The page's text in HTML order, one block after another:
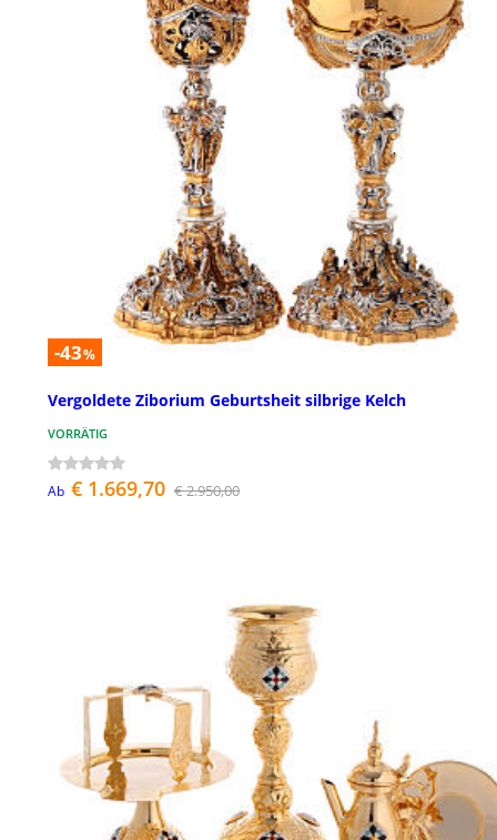
-43%
Vergoldete Ziborium Geburtsheit silbrige Kelch
VORRÄTIG
Ab € 1.669,70 € 2.950,00